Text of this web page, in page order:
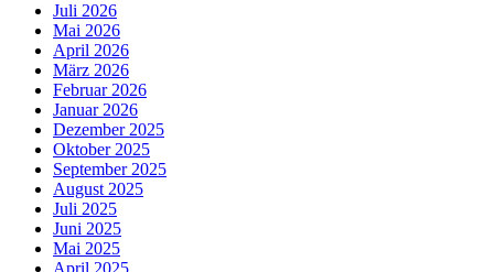
Juli 2026
Mai 2026
April 2026
März 2026
Februar 2026
Januar 2026
Dezember 2025
Oktober 2025
September 2025
August 2025
Juli 2025
Juni 2025
Mai 2025